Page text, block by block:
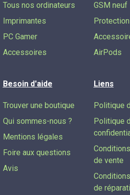
Tous nos ordinateurs
Imprimantes
PC Gamer
Accessoires
GSM neuf
AirPods
Besoin d'aide
Trouver une boutique
Qui sommes-nous ?
Mentions légales
Foire aux questions
Avis
Liens
Politique
Politique
de vente
de